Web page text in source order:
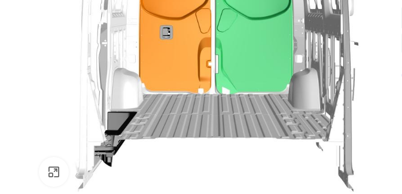
Zväčšiť obrázok